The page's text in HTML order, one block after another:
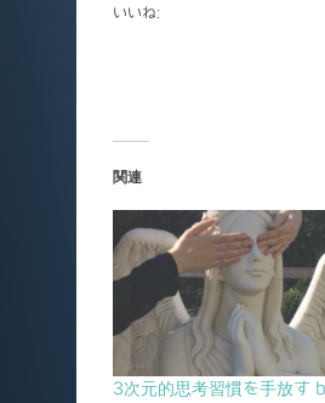
いいね:
関連
3次元的思考習慣を手放す